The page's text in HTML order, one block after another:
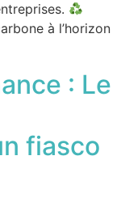
à l’horizon
: Le
fiasco